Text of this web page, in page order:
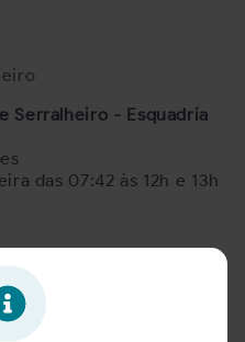
Serralheiro - Esquadria
das 07:42 às 12h e 13h
de Serralheiro de
nossa equipe.
conjunto com o
corte, montagem,